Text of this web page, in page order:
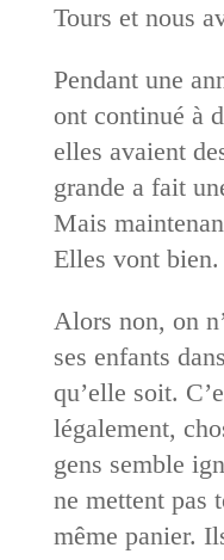
Tours et nous
Pendant une
ont continué à
elles avaient
grande a fait
Mais
Elles vont bien.
Alors non, on
ses enfants
qu’elle soit.
légalement,
gens semble
ne mettent pas
même panier.